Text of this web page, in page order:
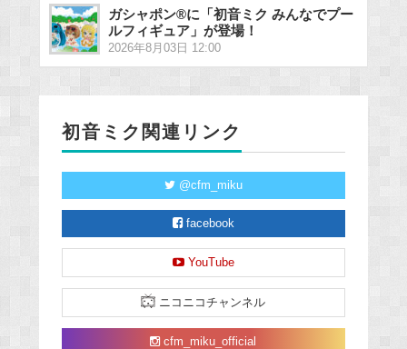
ガシャポン®に「初音ミク みんなでプー
ルフィギュア」が登場！
2026年8月03日 12:00
初音ミク関連リンク
@cfm_miku
facebook
YouTube
ニコニコチャンネル
cfm_miku_official